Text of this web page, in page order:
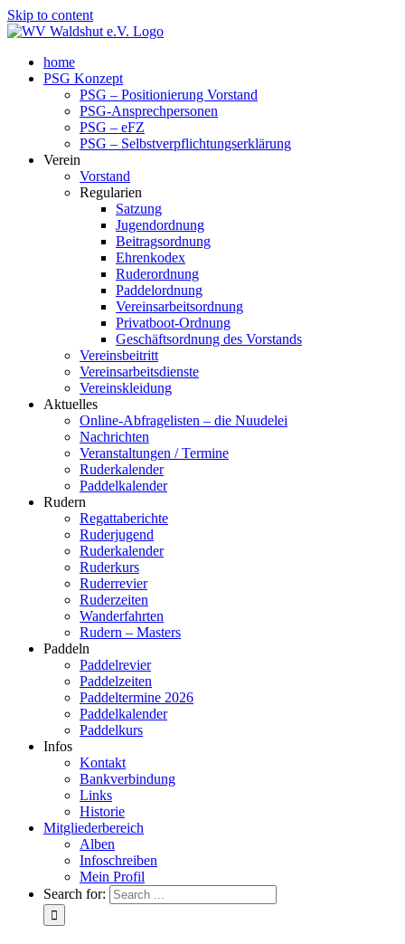
Skip to content
home
PSG Konzept
PSG – Positionierung Vorstand
PSG-Ansprechpersonen
PSG – eFZ
PSG – Selbstverpflichtungserklärung
Verein
Vorstand
Regularien
Satzung
Jugendordnung
Beitragsordnung
Ehrenkodex
Ruderordnung
Paddelordnung
Vereinsarbeitsordnung
Privatboot-Ordnung
Geschäftsordnung des Vorstands
Vereinsbeitritt
Vereinsarbeitsdienste
Vereinskleidung
Aktuelles
Online-Abfragelisten – die Nuudelei
Nachrichten
Veranstaltungen / Termine
Ruderkalender
Paddelkalender
Rudern
Regattaberichte
Ruderjugend
Ruderkalender
Ruderkurs
Ruderrevier
Ruderzeiten
Wanderfahrten
Rudern – Masters
Paddeln
Paddelrevier
Paddelzeiten
Paddeltermine 2026
Paddelkalender
Paddelkurs
Infos
Kontakt
Bankverbindung
Links
Historie
Mitgliederbereich
Alben
Infoschreiben
Mein Profil
Search for: